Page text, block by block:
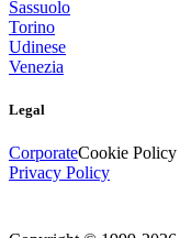
Sassuolo
Torino
Udinese
Venezia
Legal
CorporateCookie Policy
Privacy Policy